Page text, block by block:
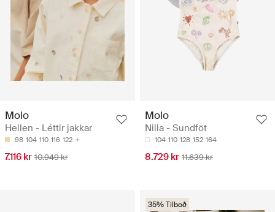
Molo
Hellen - Léttir jakkar
98 104 110 116 122
7.116 kr 10.949 kr
Molo
Nilla - Sundföt
104 110 128 152 164
8.729 kr 11.639 kr
35% Tilboð